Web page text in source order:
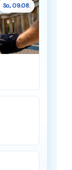
So., 09.08.